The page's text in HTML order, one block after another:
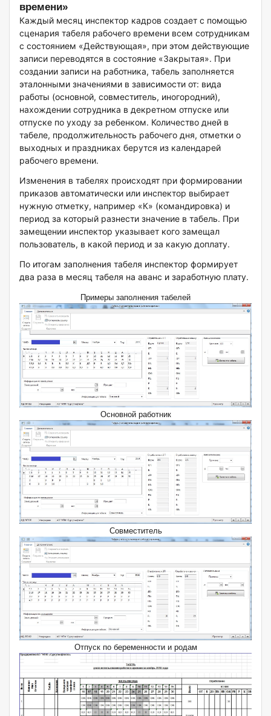
времени»
Каждый месяц инспектор кадров создает с помощью
сценария табеля рабочего времени всем сотрудникам
с состоянием «Действующая», при этом действующие
записи переводятся в состояние «Закрытая». При
создании записи на работника, табель заполняется
эталонными значениями в зависимости от: вида
работы (основной, совместитель, иногородний),
нахождении сотрудника в декретном отпуске или
отпуске по уходу за ребенком. Количество дней в
табеле, продолжительность рабочего дня, отметки о
выходных и праздниках берутся из календарей
рабочего времени.
Изменения в табелях происходят при формировании
приказов автоматически или инспектор выбирает
нужную отметку, например «К» (командировка) и
период за который разнести значение в табель. При
замещении инспектор указывает кого замещал
пользователь, в какой период и за какую доплату.
По итогам заполнения табеля инспектор формирует
два раза в месяц табеля на аванс и заработную плату.
Примеры заполнения табелей
Основной работник
Совместитель
Отпуск по беременности и родам